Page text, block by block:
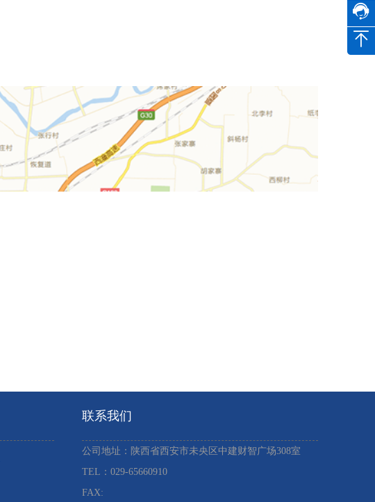
联系我们
公司地址：陕西省西安市未央区中建财智广场308室
TEL：029-65660910 ​
FAX: